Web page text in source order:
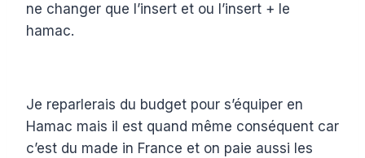
ne changer que l’insert et ou l’insert + le
hamac.
Je reparlerais du budget pour s’équiper en
Hamac mais il est quand même conséquent car
c’est du made in France et on paie aussi les